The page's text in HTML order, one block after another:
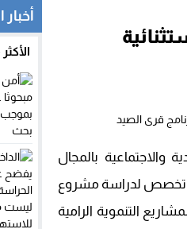
والاجتماعية بالمجال
تخصص لدراسة مشروع
التنموية الرامية
أخبار